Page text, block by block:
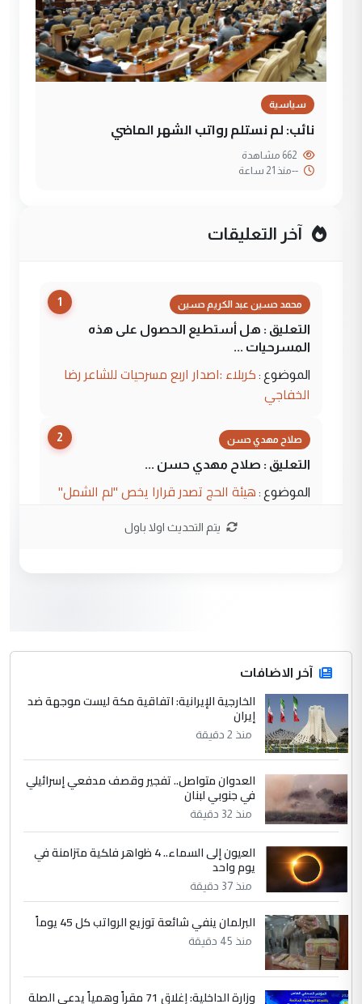
سياسية
نائب: لم نستلم رواتب الشهر الماضي
--منذ 21 ساعة
آخر التعليقات
1 محمد حسين عبد الكريم حسين
التعليق : هل أستطيع الحصول على هذه
المسرحيات ...
الموضوع : كربلاء :اصدار اربع مسرحيات للشاعر رضا
الخفاجي
2 صلاح مهدي حسن
التعليق : صلاح مهدي حسن ...
الموضوع : هيئة الحج تصدر قرارا يخص "لم الشمل"
hadi
التعليق : تحيه اخويه حسينيه اي انسان مهما
كان محدود المعرفه بتفاصيل احداث المنطقه
يقول بما لايقبل ...
الموضوع :أردوغان يؤكد ان اتفاقية مكة للدفاع
المشترك لا تستهدف أية دولة ومفتوحة لانضمام
الدول الشقيقة
يوسف غزوان عصمت
التعليق : بكالوريوس فيزياء طبية متزوج و
زوجتي أيضا بكالوريوس سكني بغداد أرغب في
الموضوع :
السعودية توافق على الاستمرار في
إعطاء 100 منحة دراسية للطلبة العراقيين في
جامعاتها سنويا
يتم التحديث اولا باول
آخر الاضافات
الخارجية الإيرانية: اتفاقية مكة ليست موجهة ضد
إيران
منذ 2 دقيقة
العدوان متواصل.. تفجير وقصف مدفعي إسرائيلي
في جنوبي لبنان
منذ 32 دقيقة
العيون إلى السماء.. 4 ظواهر فلكية متزامنة في
يوم واحد
منذ 37 دقيقة
البرلمان ينفي شائعة توزيع الرواتب كل 45 يوماً
منذ 45 دقيقة
وزارة الداخلية: إغلاق 71 مقراً وهمياً يدعي الصلة